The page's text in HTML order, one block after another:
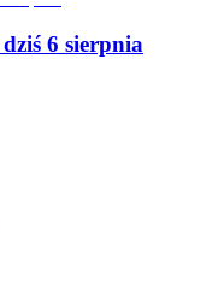
6 sierpnia